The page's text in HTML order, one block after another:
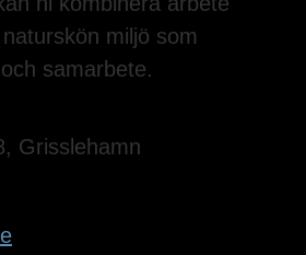
miljö som
samarbete.
Grisslehamn